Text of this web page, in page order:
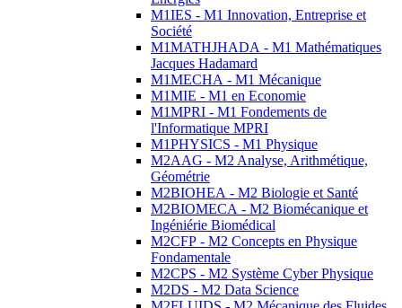
M1IES - M1 Innovation, Entreprise et
Société
M1MATHJHADA - M1 Mathématiques
Jacques Hadamard
M1MECHA - M1 Mécanique
M1MIE - M1 en Economie
M1MPRI - M1 Fondements de
l'Informatique MPRI
M1PHYSICS - M1 Physique
M2AAG - M2 Analyse, Arithmétique,
Géométrie
M2BIOHEA - M2 Biologie et Santé
M2BIOMECA - M2 Biomécanique et
Ingéniérie Biomédical
M2CFP - M2 Concepts en Physique
Fondamentale
M2CPS - M2 Système Cyber Physique
M2DS - M2 Data Science